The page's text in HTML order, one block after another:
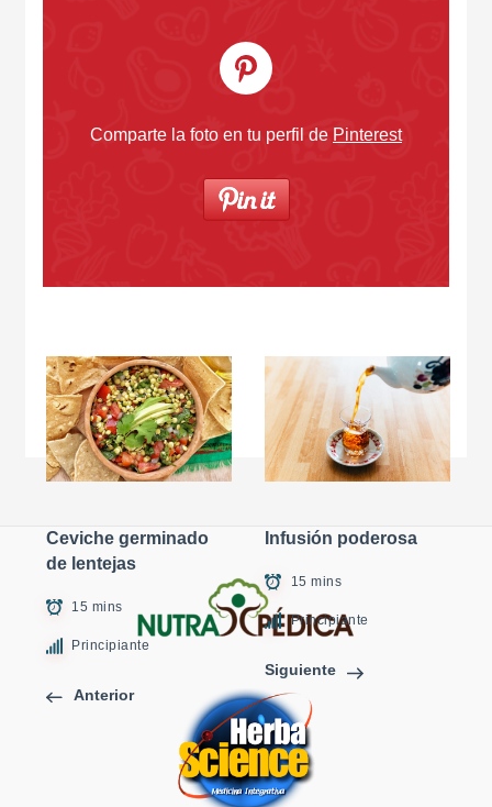
Comparte la foto en tu perfil de Pinterest
Ceviche germinado
de lentejas
15 mins
Principiante
Anterior
Infusión poderosa
15 mins
Principiante
Siguiente